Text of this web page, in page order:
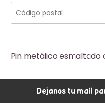
Pin metálico esmaltado
Dejanos tu mail